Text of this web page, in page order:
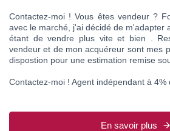
Contactez-moi ! Vous êtes vendeur ?
avec le marché, j'ai décidé de m'adapter
étant de vendre plus vite et bien .
vendeur et de mon acquéreur sont mes
dispostion pour une estimation remise
Contactez-moi ! Agent indépendant à
En savoir plus